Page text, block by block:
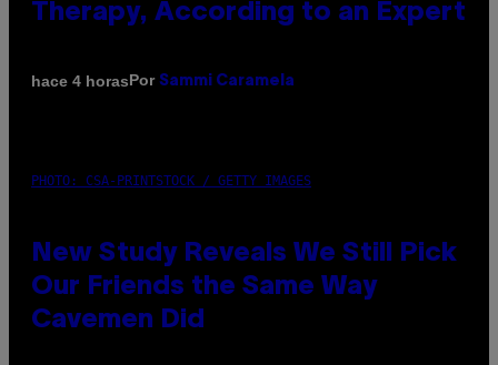
Therapy, According to an Expert
hace 4 horasPor Sammi Caramela
PHOTO: CSA-PRINTSTOCK / GETTY IMAGES
New Study Reveals We Still Pick
Our Friends the Same Way
Cavemen Did